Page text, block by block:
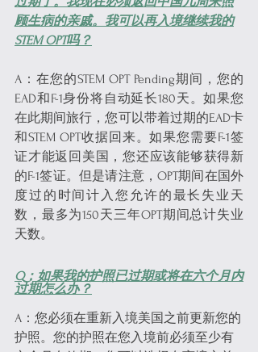
顾生病的亲戚。我可以再入境继续我的
STEM OPT吗？
A：在您的STEM OPT Pending期间，您的
EAD和F-1身份将自动延长180天。如果您
在此期间旅行，您可以带着过期的EAD卡
和STEM OPT收据回来。如果您需要F-1签
证才能返回美国，您还应该能够获得新
的F-1签证。但是请注意，OPT期间在国外
度过的时间计入您允许的最长失业天
数，最多为150天三年OPT期间总计失业
天数。
Q：如果我的护照已过期或将在六个月内
过期怎么办？
A：您必须在重新入境美国之前更新您的
护照。您的护照在您入境前必须至少有